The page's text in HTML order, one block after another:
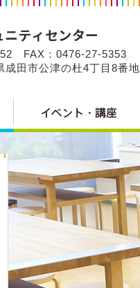
FAX：0476-27-5353
成田市公津の杜4丁目8番地